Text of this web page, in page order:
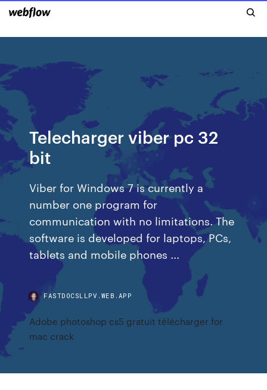
Telecharger viber pc 32
bit
Viber for Windows 7 is currently a
number one program for
communication with no limitations. The
software is developed for laptops, PCs,
tablets and mobile phones ...
FASTDOCSLLPV.WEB.APP
Adobe photoshop cs5 gratuit télécharger for
mac crack